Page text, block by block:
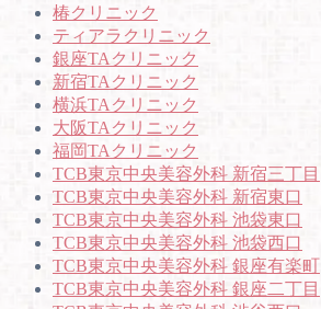
椿クリニック
ティアラクリニック
銀座TAクリニック
新宿TAクリニック
横浜TAクリニック
大阪TAクリニック
福岡TAクリニック
TCB東京中央美容外科 新宿三丁目
TCB東京中央美容外科 新宿東口
TCB東京中央美容外科 池袋東口
TCB東京中央美容外科 池袋西口
TCB東京中央美容外科 銀座有楽町
TCB東京中央美容外科 銀座二丁目